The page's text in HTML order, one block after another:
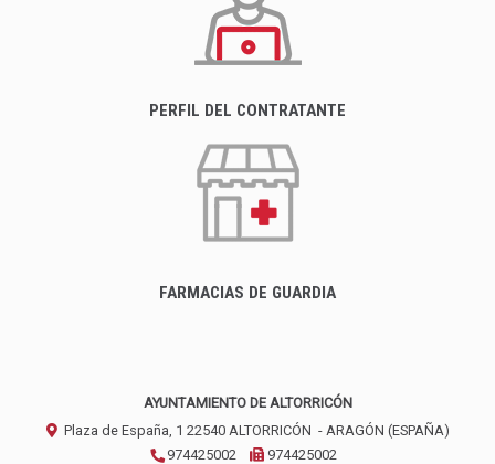
PERFIL DEL CONTRATANTE
FARMACIAS DE GUARDIA
AYUNTAMIENTO DE ALTORRICÓN
Plaza de España, 1 22540 ALTORRICÓN - ARAGÓN (ESPAÑA)
974425002
974425002